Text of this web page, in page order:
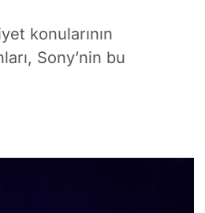
konularının
Sony’nin bu